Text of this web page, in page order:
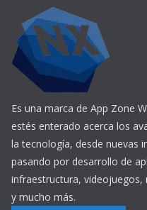
Es una marca de App Zone
estés enterado acerca los
la tecnología, desde nuevas
pasando por desarrollo de
infraestructura, videojuegos,
y mucho más.